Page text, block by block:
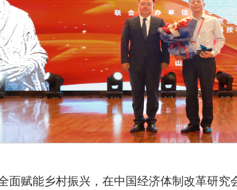
面赋能乡村振兴，在中国经济体制改革研